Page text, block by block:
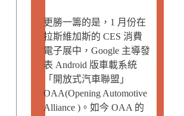
更勝一籌的是，1 月份在
拉斯維加斯的 CES 消費
電子展中，Google 主導發
表 Android 版車載系統
「開放式汽車聯盟」
OAA(Opening Automotive
Alliance )。如今 OAA 的